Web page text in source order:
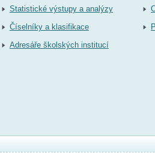
Statistické výstupy a analýzy
Číselníky a klasifikace
Adresáře školských institucí